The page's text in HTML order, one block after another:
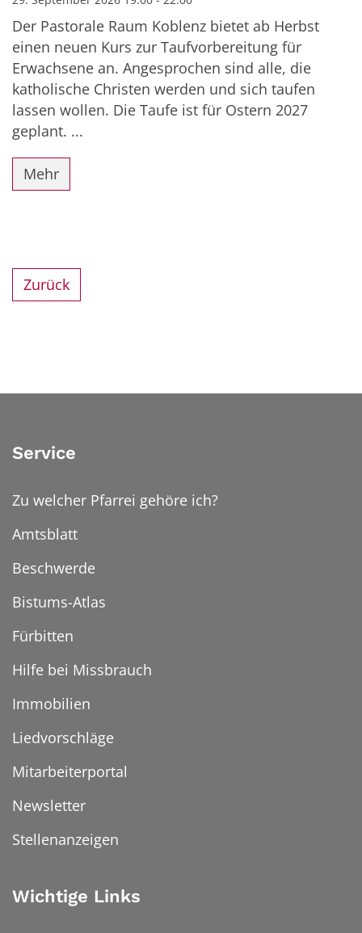
Der Pastorale Raum Koblenz bietet ab Herbst
einen neuen Kurs zur Taufvorbereitung für
Erwachsene an. Angesprochen sind alle, die
katholische Christen werden und sich taufen
lassen wollen. Die Taufe ist für Ostern 2027
geplant. ...
Mehr
Zurück
Service
Zu welcher Pfarrei gehöre ich?
Amtsblatt
Beschwerde
Bistums-Atlas
Fürbitten
Hilfe bei Missbrauch
Immobilien
Liedvorschläge
Mitarbeiterportal
Newsletter
Stellenanzeigen
Wichtige Links